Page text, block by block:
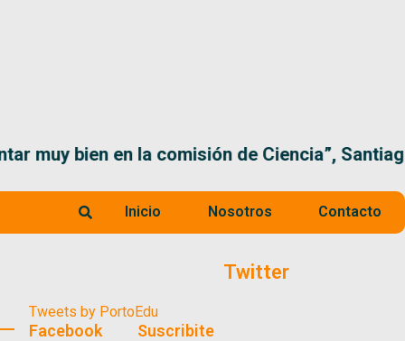
comisión de Ciencia”, Santiago Santurio
Inicio Nosotros Contacto
Twitter
Tweets by PortoEdu
Facebook Suscribite